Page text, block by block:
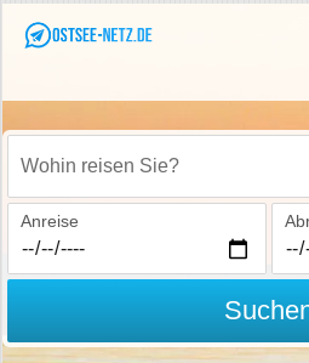
Wohin reisen Sie?
Anreise